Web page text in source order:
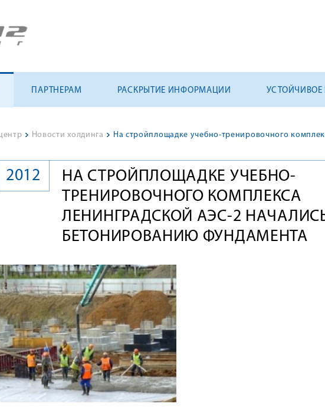
ПАРТНЕРАМ РАСКРЫТИЕ ИНФОРМАЦИИ УСТОЙЧИВОЕ
> Новости холдинга >
НА СТРОЙПЛОЩАДКЕ УЧЕБНО-
ТРЕНИРОВОЧНОГО КОМПЛЕКСА
ЛЕНИНГРАДСКОЙ АЭС-2
БЕТОНИРОВАНИЮ ФУНДАМЕНТА
2012